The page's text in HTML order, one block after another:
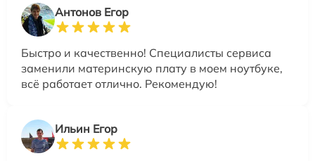
Антонов Егор
Быстро и качественно! Специалисты сервиса
заменили материнскую плату в моем ноутбуке,
всё работает отлично. Рекомендую!
Ильин Егор